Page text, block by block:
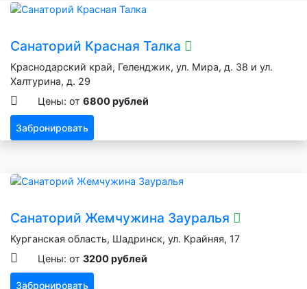
Санаторий Красная Талка
Краснодарский край, Геленджик, ул. Мира, д. 38 и ул.
Халтурина, д. 29
Цены: от 6800 рублей
Забронировать
Санаторий Жемчужина Зауралья
Курганская область, Шадринск, ул. Крайняя, 17
Цены: от 3200 рублей
Забронировать